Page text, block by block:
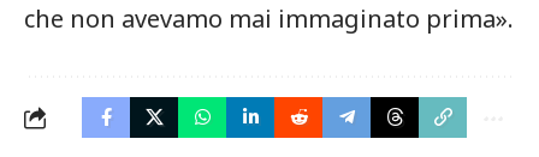
che non avevamo mai immaginato prima».